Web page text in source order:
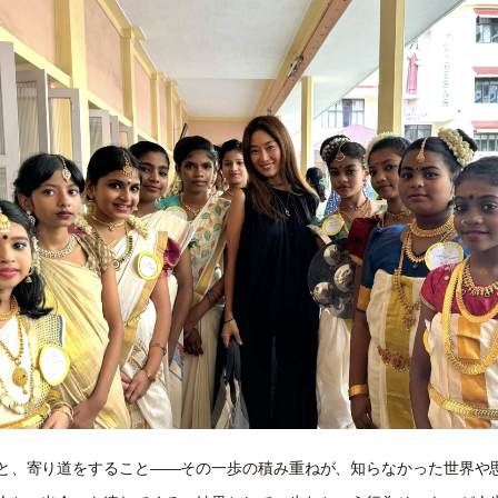
、寄り道をすること——その一歩の積み重ねが、知らなかった世界や